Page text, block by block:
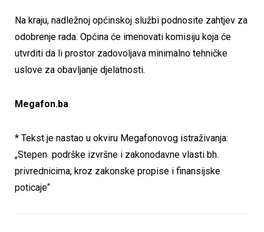
Na kraju, nadležnoj općinskoj službi podnosite zahtjev za
odobrenje rada. Općina će imenovati komisiju koja će
utvrditi da li prostor zadovoljava minimalno tehničke
uslove za obavljanje djelatnosti.
Megafon.ba
* Tekst je nastao u okviru Megafonovog istraživanja:
„Stepen podrške izvršne i zakonodavne vlasti bh.
privrednicima, kroz zakonske propise i finansijske
poticaje“